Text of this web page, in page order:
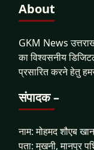
About
GKM News
का विश्वसनीय
प्रसारित करने हेतु
संपादक –
नाम: मोहमद शौएब
पता: मुखनी, मानपुर